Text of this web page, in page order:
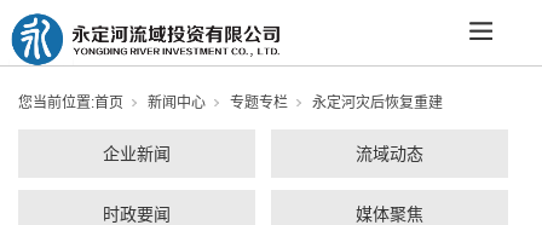
您当前位置:首页 新闻中心 专题专栏 永定河灾后恢复重建
企业新闻 流域动态
时政要闻 媒体聚焦